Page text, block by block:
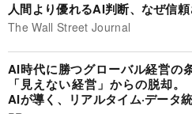
人間より優れるAI判断、なぜ信
The Wall Street Journal
AI時代に勝つグローバル経営の
「見えない経営」からの脱却。
AIが導く、リアルタイム·データ